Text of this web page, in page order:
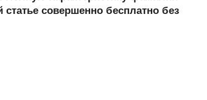
исовершенно бесплатно без